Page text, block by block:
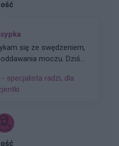
się ze swędzeniem,
moczu. Dziś
może ktoś wie, co to
być?
specjalista radzi, dla